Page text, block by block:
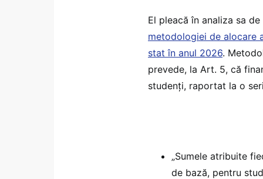
El pleacă în analiza sa
metodologiei de alocare
stat în anul 2026.
prevede, la Art. 5, că
studenți, raportat la o
„Sumele atribuite
de bază, pentru